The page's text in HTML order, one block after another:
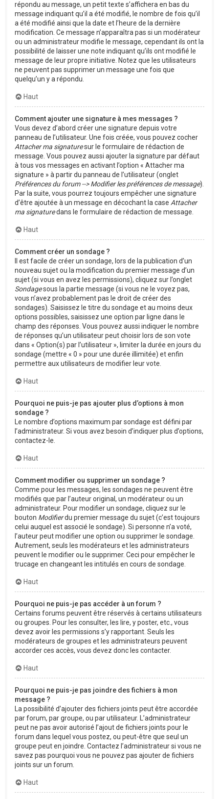
répondu au message, un petit texte s’affichera en bas du
message indiquant qu’il a été modifié, le nombre de fois qu’il
a été modifié ainsi que la date et l’heure de la dernière
modification. Ce message n’apparaîtra pas si un modérateur
ou un administrateur modifie le message, cependant ils ont la
possibilité de laisser une note indiquant qu’ils ont modifié le
message de leur propre initiative. Notez que les utilisateurs
ne peuvent pas supprimer un message une fois que
quelqu’un y a répondu.
Haut
Comment ajouter une signature à mes messages ?
Vous devez d’abord créer une signature depuis votre
panneau de l’utilisateur. Une fois créée, vous pouvez cocher
Attacher ma signaturesur le formulaire de rédaction de
message. Vous pouvez aussi ajouter la signature par défaut
à tous vos messages en activant l’option « Attacher ma
signature » à partir du panneau de l’utilisateur (onglet
Préférences du forum --> Modifier les préférences de message).
Par la suite, vous pourrez toujours empêcher une signature
d’être ajoutée à un message en décochant la case Attacher
ma signaturedans le formulaire de rédaction de message.
Haut
Comment créer un sondage ?
Il est facile de créer un sondage, lors de la publication d’un
nouveau sujet ou la modification du premier message d’un
sujet (si vous en avez les permissions), cliquez sur l’onglet
Sondagesous la partie message (si vous ne le voyez pas,
vous n’avez probablement pas le droit de créer des
sondages). Saisissez le titre du sondage et au moins deux
options possibles, saisissez une option par ligne dans le
champ des réponses. Vous pouvez aussi indiquer le nombre
de réponses qu’un utilisateur peut choisir lors de son vote
dans « Option(s) par l’utilisateur », limiter la durée en jours du
sondage (mettre « 0 » pour une durée illimitée) et enfin
permettre aux utilisateurs de modifier leur vote.
Haut
Pourquoi ne puis-je pas ajouter plus d’options à mon
sondage ?
Le nombre d’options maximum par sondage est défini par
l’administrateur. Si vous avez besoin d’indiquer plus d’options,
contactez-le.
Haut
Comment modifier ou supprimer un sondage ?
Comme pour les messages, les sondages ne peuvent être
modifiés que par l’auteur original, un modérateur ou un
administrateur. Pour modifier un sondage, cliquez sur le
bouton Modifierdu premier message du sujet (c’est toujours
celui auquel est associé le sondage). Si personne n’a voté,
l’auteur peut modifier une option ou supprimer le sondage.
Autrement, seuls les modérateurs et les administrateurs
peuvent le modifier ou le supprimer. Ceci pour empêcher le
trucage en changeant les intitulés en cours de sondage.
Haut
Pourquoi ne puis-je pas accéder à un forum ?
Certains forums peuvent être réservés à certains utilisateurs
ou groupes. Pour les consulter, les lire, y poster, etc., vous
devez avoir les permissions s’y rapportant. Seuls les
modérateurs de groupes et les administrateurs peuvent
accorder ces accès, vous devez donc les contacter.
Haut
Pourquoi ne puis-je pas joindre des fichiers à mon
message ?
La possibilité d’ajouter des fichiers joints peut être accordée
par forum, par groupe, ou par utilisateur. L’administrateur
peut ne pas avoir autorisé l’ajout de fichiers joints pour le
forum dans lequel vous postez, ou peut-être que seul un
groupe peut en joindre. Contactez l’administrateur si vous ne
savez pas pourquoi vous ne pouvez pas ajouter de fichiers
joints sur un forum.
Haut